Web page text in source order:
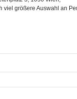
viel größere Auswahl an